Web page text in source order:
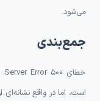
می‌شود.
جمع‌بندی
است، اما در واقع نشانه‌ای از